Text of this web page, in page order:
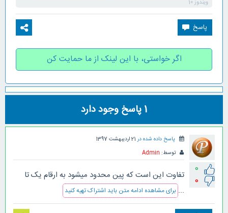
ویندوز 10
اگر خواستی، با این لینک از ما حمایت کن
1پاسخ وجود دارد
0
0
پاسخ داده شده در 21 اردیبهشت 1397
توسط: Admin
تفاوت این است که پین محدود میشود به ارقام یک تا
... برای مشاهده ادامه متن باید اشتراک تهیه کنید